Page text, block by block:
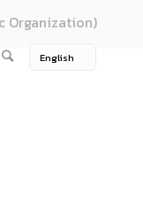
Organization)